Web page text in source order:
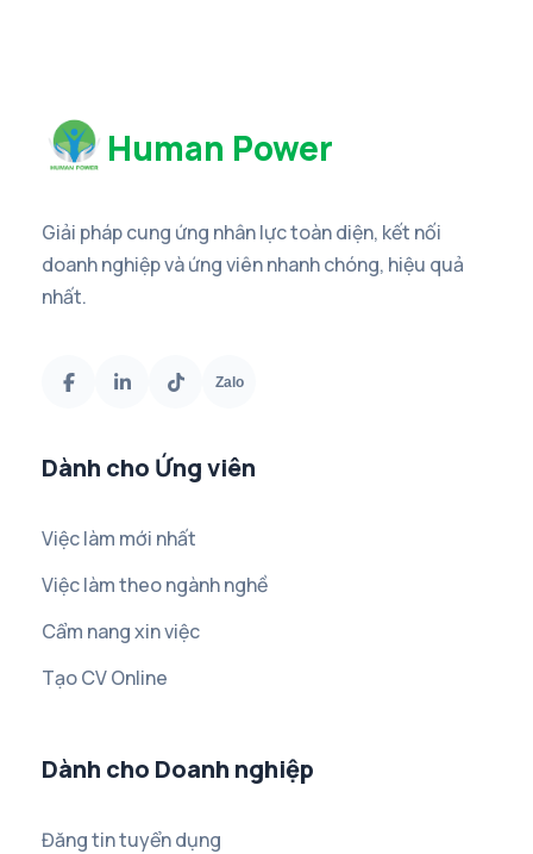
Human Power
Giải pháp cung ứng nhân lực toàn diện, kết nối
doanh nghiệp và ứng viên nhanh chóng, hiệu quả
nhất.
Zalo
Dành cho Ứng viên
Việc làm mới nhất
Việc làm theo ngành nghề
Cẩm nang xin việc
Tạo CV Online
Dành cho Doanh nghiệp
Đăng tin tuyển dụng